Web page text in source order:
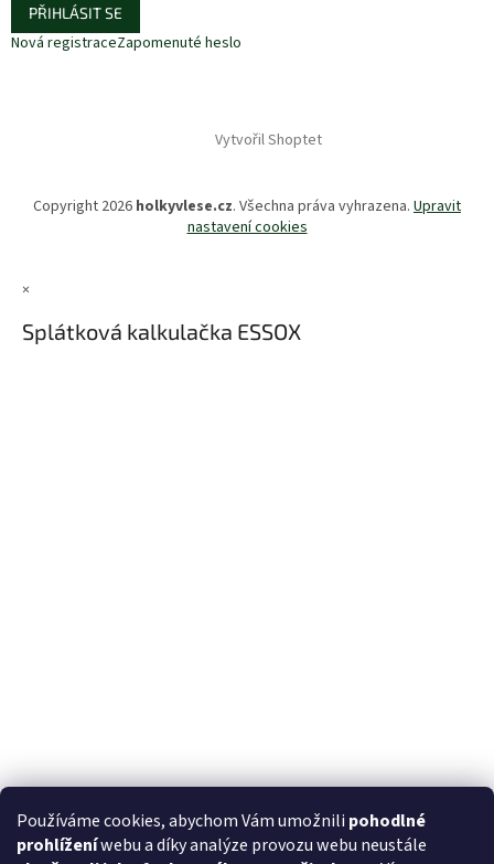
Používáme cookies, abychom Vám umožnili pohodlné
prohlíženíwebu a díky analýze provozu webu neustále
PŘIHLÁSIT SE
Nová registraceZapomenuté heslo
Vytvořil Shoptet
Copyright 2026 holkyvlese.cz. Všechna práva vyhrazena. Upravit
nastavení cookies
×
Splátková kalkulačka ESSOX